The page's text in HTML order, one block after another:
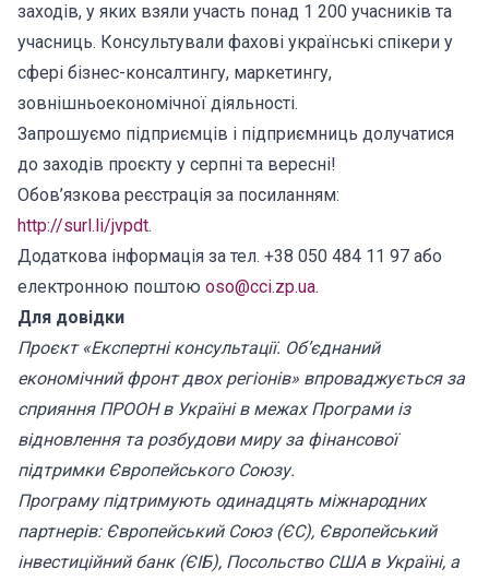
заходів, у яких взяли участь понад 1 200 учасників та
учасниць. Консультували фахові українські спікери у
сфері бізнес-консалтингу, маркетингу,
зовнішньоекономічної діяльності.
Запрошуємо підприємців і підприємниць долучатися
до заходів проєкту у серпні та вересні!
Обов’язкова реєстрація за посиланням:
http://surl.li/jvpdt.
Додаткова інформація за тел. +38 050 484 11 97 або
електронною поштою oso@cci.zp.ua.
Для довідки
Проєкт «Експертні консультації. Об’єднаний
економічний фронт двох регіонів» впроваджується за
сприяння ПРООН в Україні в межах Програми із
відновлення та розбудови миру за фінансової
підтримки Європейського Союзу.
Програму підтримують одинадцять міжнародних
партнерів: Європейський Союз (ЄС), Європейський
інвестиційний банк (ЄІБ), Посольство США в Україні, а